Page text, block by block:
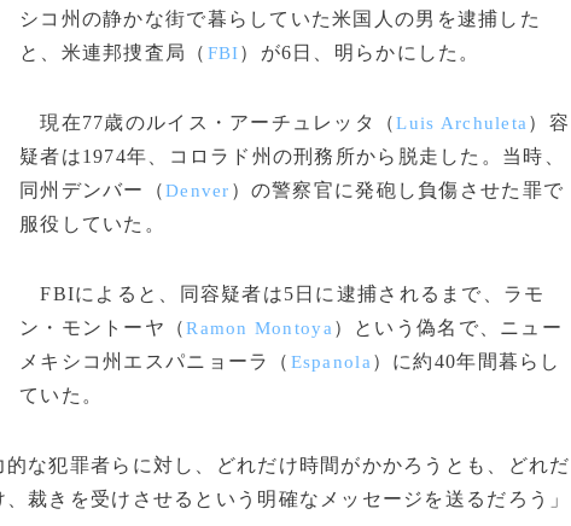
シコ州の静かな街で暮らしていた米国人の男を逮捕した
と、米連邦捜査局（ FBI）が6日、明らかにした。
現在77歳のルイス・アーチュレッタ（Luis Archuleta ）容
疑者は1974年、コロラド州の刑務所から脱走した。当時、
同州デンバー（Denver ）の警察官に発砲し負傷させた罪で
服役していた。
FBIによると、同容疑者は5日に逮捕されるまで、ラモ
ン・モントーヤ（Ramon Montoya ）という偽名で、ニュー
メキシコ州エスパニョーラ（ Espanola ）に約40年間暮らし
ていた。
な犯罪者らに対し、どれだけ時間がかかろうとも、どれだ
裁きを受けさせるという明確なメッセージを送るだろう」